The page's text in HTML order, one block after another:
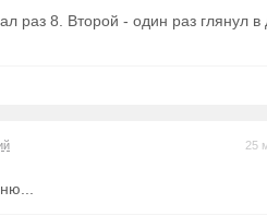
раз 8. Второй - один раз глянул в
25